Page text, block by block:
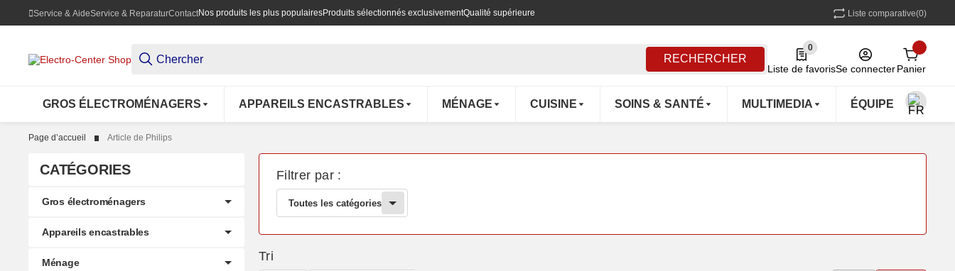
Service & AideService & ReparaturContactNos produits les plus populairesProduits sélectionnés exclusivementQualité supérieure Liste comparative(0)
RECHERCHER
0
0 Produkte in der Liste
Liste de favorisSe connecterPanier
GROS ÉLECTROMÉNAGERS APPAREILS ENCASTRABLES MÉNAGE CUISINE SOINS & SANTÉ MULTIMEDIA ÉQUIPEMENTS
Page d’accueil Article de Philips
Filtrer par :
Toutes les catégories
Tri
CATÉGORIES
Gros électroménagers
Appareils encastrables
Ménage